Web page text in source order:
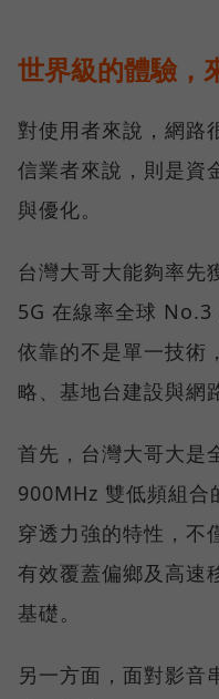
世界級的體驗，
對使用者來說，網路
信業者來說，則是資
與優化。
台灣大哥大能夠率
5G 在線率全球 No.3
依靠的不是單一技術
略、基地台建設與網
首先，台灣大哥大是
900MHz 雙低頻組合
穿透力強的特性，不
有效覆蓋偏鄉及高速
基礎。
另一方面，面對影音